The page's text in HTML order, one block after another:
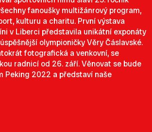
fanoušky multižánrový program,
kulturu a charitu. První výstava
v Liberci představila unikátní exponáty
olympioničky Věry Čáslavské.
fotografická a venkovní, se
radnicí od 26. září. Věnovat se bude
Peking 2022 a představí naše